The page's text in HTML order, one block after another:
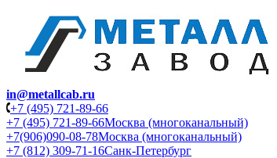
in@metallcab.ru
+7 (495) 721-89-66
+7 (495) 721-89-66Москва (многоканальный)
+7(906)090-08-78Москва (многоканальный)
+7 (812) 309-71-16Санк-Петербург